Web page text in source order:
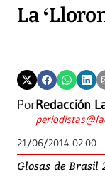
La
PorRedacción
21/06/2014 02:00
Glosas de Brasil